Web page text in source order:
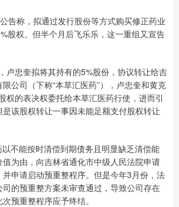
称，拟通过发行股份等方式购买修正药业
股权。但半个月后飞乐乐，这一重组又宣告
忠奎拟将其持有的5%股份，协议转让给吉
公司（下称“本草汇医药”），卢忠奎和黄克
权的表决权委托给本草汇医药行使，进而引
该股权转让一事因未能足额支付股权转让
能按时清偿到期债务且明显缺乏清偿能
为由，向吉林省通化市中级人民法院申请
申请启动预重整程序。但是今年3月份，法
的预重整方案未审查通过，导致公司存在
预重整程序应予终结。